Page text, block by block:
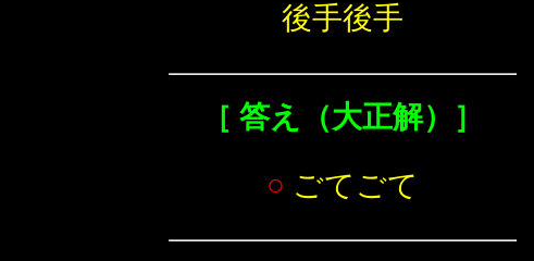
後手後手
［ 答え（大正解）］
○ ごてごて